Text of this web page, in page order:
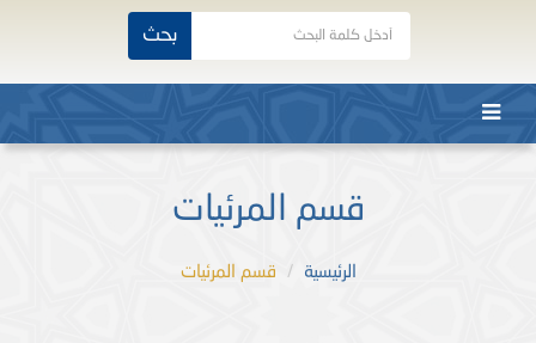
بحث
قسم المرئيات
الرئيسية قسم المرئيات